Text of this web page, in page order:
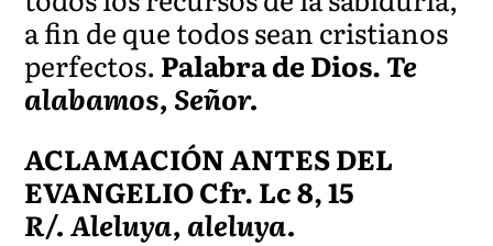
a fin de que todos sean cristianos
perfectos. Palabra de Dios.Te
alabamos, Señor.
ACLAMACIÓN ANTES DEL
EVANGELIO Cfr. Lc 8, 15
R/. Aleluya, aleluya.